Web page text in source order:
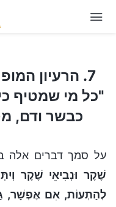
7. הרעיון
"כל מי שמטיף
כבשר ודם,
על סמך דברים אלה
שֶׁקֶר וּנְבִיאֵי שֶׁקֶר
לְהַתְעוֹת, אִם אֶפְשָׁר,